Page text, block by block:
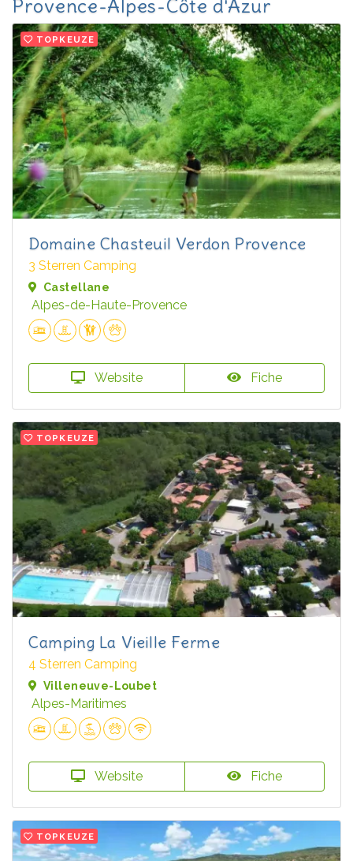
Provence-Alpes-Côte d'Azur
TOPKEUZE
Domaine Chasteuil Verdon Provence
3 Sterren Camping
Castellane
Alpes-de-Haute-Provence
Website Fiche
TOPKEUZE
Camping La Vieille Ferme
4 Sterren Camping
Villeneuve-Loubet
Alpes-Maritimes
Website Fiche
TOPKEUZE